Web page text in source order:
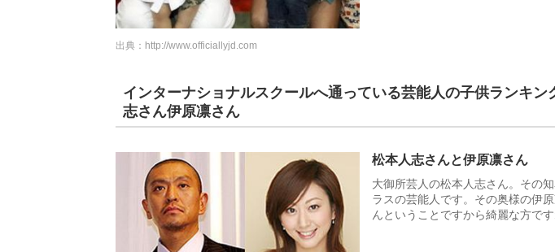
出典： http://www.officiallyjd.com
インターナショナルスクールへ通っている芸能人の子供ランキン
志さん伊原凛さん
松本人志さんと伊原凛さん
大御所芸人の松本人志さん。その
ラスの芸能人です。その奥様の伊
んということですから綺麗な方です